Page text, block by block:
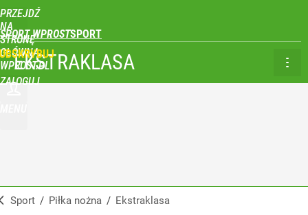
PRZEJDŹ
NA
STRONĘ
GŁÓWNĄ
WPROST.PL
SPORT WPROST
ZALOGUJ
EKSTRAKLASA
Sport / Piłka nożna / Ekstraklasa